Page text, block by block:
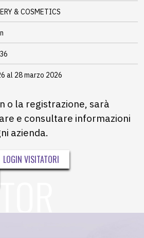
& COSMETICS
36
al 28 marzo 2026
o la registrazione, sarà
e consultare informazioni
azienda.
LOGIN VISITATORI